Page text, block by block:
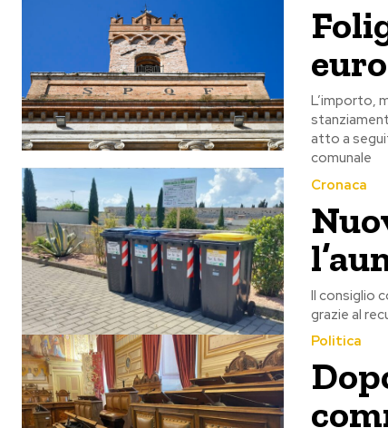
L’importo,
atto a
comunale
Cronaca
Il consiglio
grazie al
Politica